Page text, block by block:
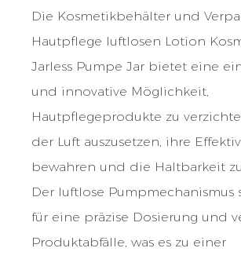
Die Kosmetikbehälter und
Hautpflege luftlosen Lotion
Jarless Pumpe Jar bietet eine
und innovative Möglichkeit,
Hautpflegeprodukte zu
der Luft auszusetzen, ihre
bewahren und die Haltbarkeit
Der luftlose Pumpmechanismus
für eine präzise Dosierung und
Produktabfälle, was es zu einer